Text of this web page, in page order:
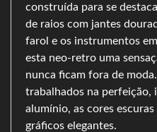
construída para se
de raios com jantes
farol e os instrumentos
esta neo-retro uma
nunca ficam fora de
trabalhados na perfeição,
alumínio, as cores
gráficos elegantes.